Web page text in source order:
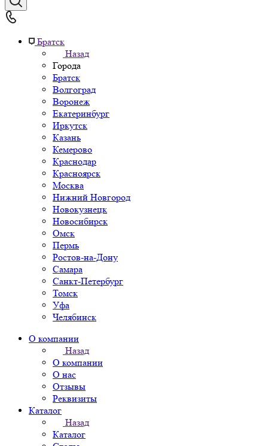
Братск
Назад
Города
Братск
Волгоград
Воронеж
Екатеринбург
Иркутск
Казань
Кемерово
Краснодар
Красноярск
Москва
Нижний Новгород
Новокузнецк
Новосибирск
Омск
Пермь
Ростов-на-Дону
Самара
Санкт-Петербург
Томск
Уфа
Челябинск
О компании
Назад
О компании
О нас
Отзывы
Реквизиты
Каталог
Назад
Каталог